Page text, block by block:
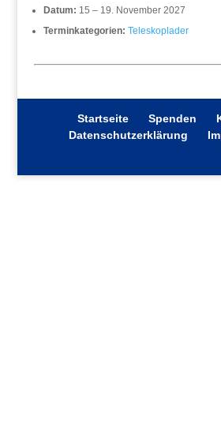
Datum: 15 – 19. November 2027
Terminkategorien: Teleskoplader
Startseite Spenden
Datenschutzerklärung